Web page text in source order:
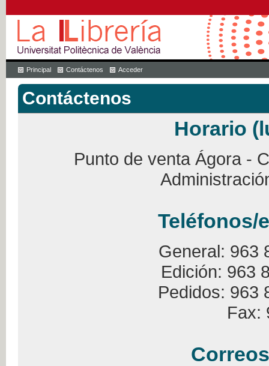
Principal Contáctenos Acceder
Contáctenos
Horario
Punto de venta Ágora -
Teléfonos/
General: 963
Edición: 963
Pedidos: 963
Fax: